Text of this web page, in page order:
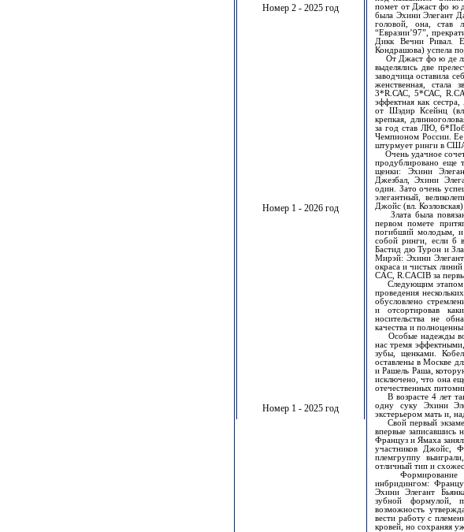
Номер 2 - 2025 год
Номер 1 - 2026 год
Номер 1 - 2025 год
помет от Джаст фо ю
была Эхини Элегант
головой, она, став
“Евразии’97”,
Дикк Вечни Ривал.
Кондрашова) успела
От Джаст фо ю де ля
выделялись две
заводчица оставила
женственная,
3*R.САС, 5*САС,
эффектная как
от Шэдир Ксейнц
крепкая,
за год став ЛЮ,
Чемпионом России.
штурмует ринги в
Очень удачное
продублировано еще
щенки: Эхини
Джезбал, Эхини
один. Зато очень
элегантный,
Джойс (вл. Козловская)
Злата была
первом помете
погибший молодым, и
собой ринги, если б
Бастид дю Турон и
Мирэй: Эхини
окраса и чистых
CAC, R.CACIB за
Следующим этапом
проведения
обусловлено
и отсортировав
носительства не
качества и
Особые надежды
нас тремя
зубы, щенками.
оставлены в Москве
и Рашель Раша,
исключено, что она
отечественных
В возрасте 4 лет
одну суку Эхини
экстерьером мать и,
Свой первый
впервые записавшись
Француз и Ямаха
участников Джойс,
племгруппу
отличный тип и
Формирование
инбридингом:
Эхини Элегант
зубной формулой,
возможность
вести работу с
кровей, но сохраняя